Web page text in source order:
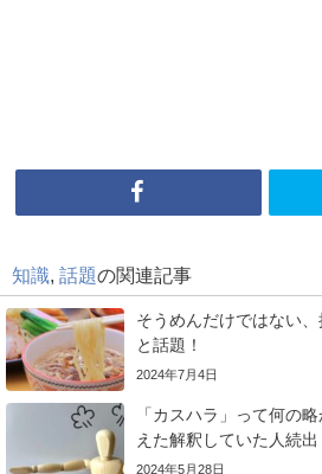
知識 話題の関連記事
そうめんだけではない
と話題！
2024年7月4日
「カスハラ」って何の
えた解釈していた人続出
2024年5月28日